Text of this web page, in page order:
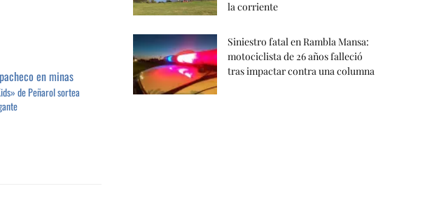
de Peñarol sortea
la corriente
Siniestro fatal en Rambla Mansa:
motociclista de 26 años falleció
tras impactar contra una columna